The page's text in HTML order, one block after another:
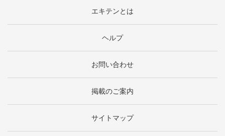
エキテンとは
ヘルプ
お問い合わせ
掲載のご案内
サイトマップ